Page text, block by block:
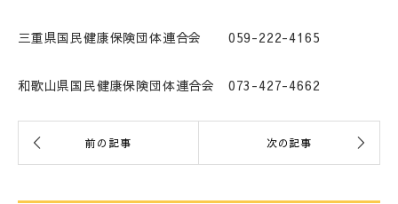
三重県国民健康保険団体連合会 059-222-4165
和歌山県国民健康保険団体連合会 073-427-4662